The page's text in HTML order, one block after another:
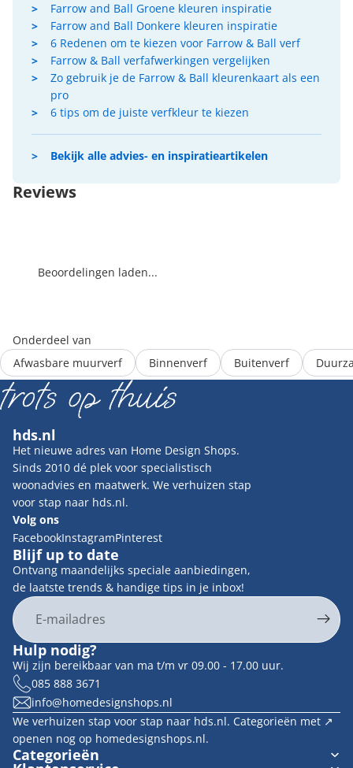
Farrow and Ball Groene kleuren inspiratie
Farrow and Ball Donkere kleuren inspiratie
6 Redenen om te kiezen voor Farrow & Ball verf
Farrow & Ball verfafwerkingen vergelijken
Zo gebruik je de Farrow & Ball kleurenkaart als een
pro
6 tips om de juiste verfkleur te kiezen
Bekijk alle advies- en inspiratieartikelen
Reviews
Beoordelingen laden...
Onderdeel van
Afwasbare muurverf
Binnenverf Buitenverf
hds.nl
Het nieuwe adres van Home Design Shops.
Sinds 2010 dé plek voor specialistisch
woonadvies en maatwerk. We verhuizen stap
voor stap naar hds.nl.
Volg ons
FacebookInstagramPinterest
Blijf up to date
Ontvang maandelijks speciale aanbiedingen,
de laatste trends & handige tips in je inbox!
E-mail
Hulp nodig?
Wij zijn bereikbaar van ma t/m vr 09.00 - 17.00 uur.
085 888 3671
info@homedesignshops.nl
We verhuizen stap voor stap naar hds.nl. Categorieën met ↗︎
openen nog op homedesignshops.nl.
Categorieën
Contactgegevens
Terugbetalingsbeleid
Algemene voorwaarden
Verzendbeleid
Wettelijke kennisgeving